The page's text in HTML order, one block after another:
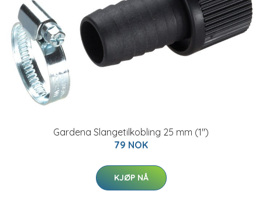
Gardena Slangetilkobling 25 mm (1")
79 NOK
KJØP NÅ